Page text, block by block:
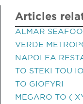
Articles
ALMAR
VERDE
NAPOLEA
TO STEKI TOU
TO GIOFYRI
MEGARO TO (